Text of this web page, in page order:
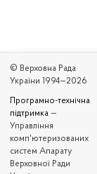
© Верховна Рада
України 1994—2026
Програмно-технічна
підтримка —
Управління
комп'ютеризованих
систем Апарату
Верховної Ради